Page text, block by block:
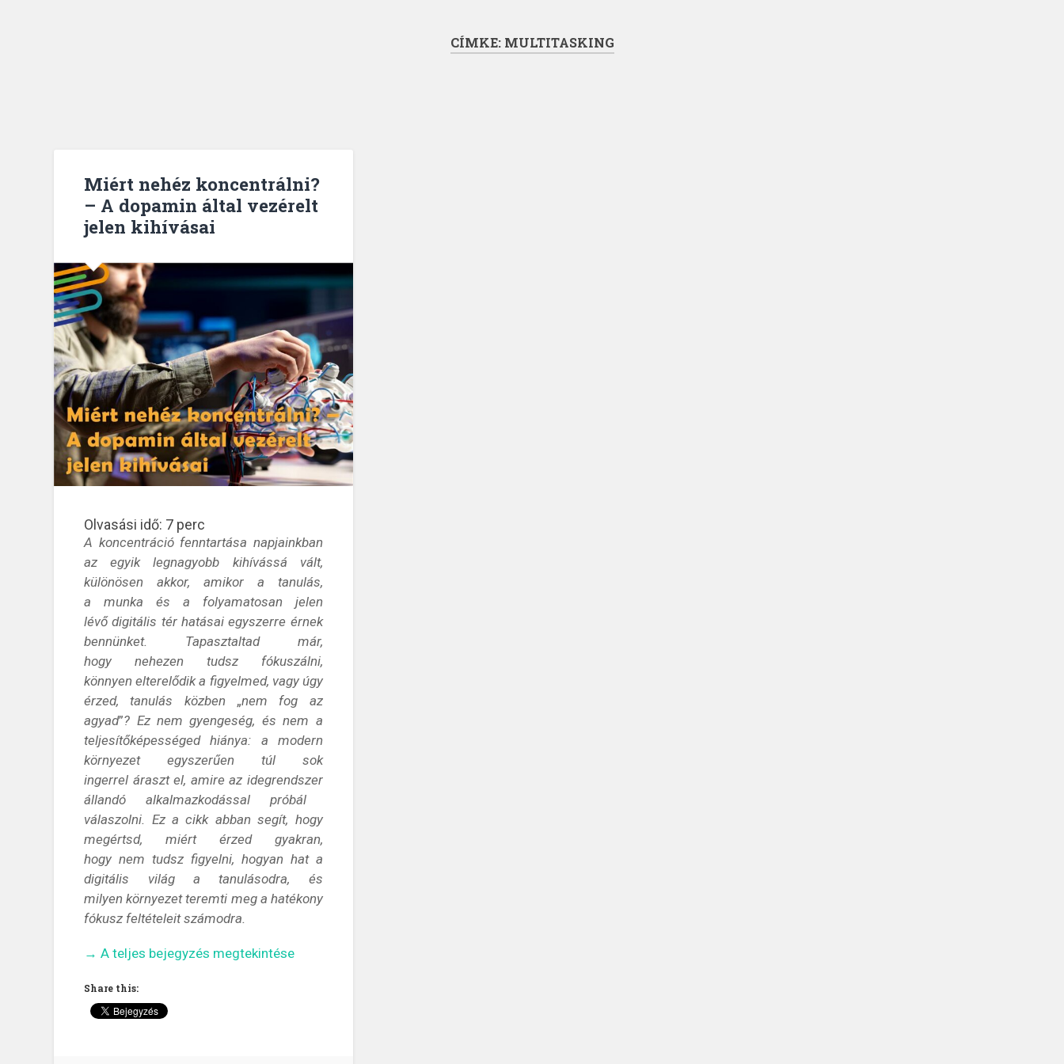
CÍMKE: MULTITASKING
Miért nehéz koncentrálni?
– A dopamin által vezérelt
jelen kihívásai
Olvasási idő: 7 perc
A koncentráció fenntartása napjainkban
az egyik legnagyobb kihívássá vált,
különösen akkor, amikor a tanulás,
amunka és a folyamatosan jelen
lévődigitális térhatásai egyszerre érnek
bennünket. Tapasztaltad már,
hogy nehezen tudsz fókuszálni,
könnyenelterelődik a figyelmed, vagy úgy
érzed, tanulás közben „nem fog az
agyad”? Ez nem gyengeség, és nem a
teljesítőképességed hiánya: a modern
környezet egyszerűen túl sok
ingerrel áraszt el, amire az idegrendszer
állandó alkalmazkodással próbál
válaszolni. Ez a cikk abban segít, hogy
megértsd, miért érzed gyakran,
hogynem tudsz figyelni, hogyan hat a
digitális világa tanulásodra, és
milyenkörnyezetteremti meg a hatékony
fókusz feltételeit számodra.
„Miért
koncentrálni?
–
→ A teljes bejegyzés megtekintése
Share this: